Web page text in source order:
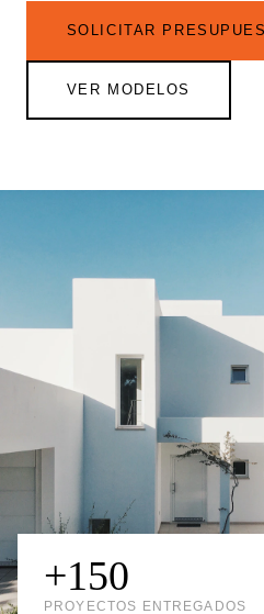
SOLICITAR
VER MODELOS
+150
PROYECTOS ENTREGADOS